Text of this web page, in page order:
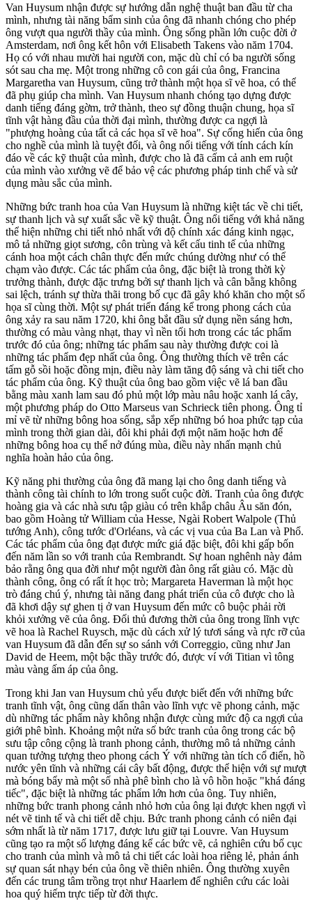
Van Huysum nhận được sự hướng dẫn nghệ thuật ban đầu từ cha
mình, nhưng tài năng bẩm sinh của ông đã nhanh chóng cho phép
ông vượt qua người thầy của mình. Ông sống phần lớn cuộc đời ở
Amsterdam, nơi ông kết hôn với Elisabeth Takens vào năm 1704.
Họ có với nhau mười hai người con, mặc dù chỉ có ba người sống
sót sau cha mẹ. Một trong những cô con gái của ông, Francina
Margaretha van Huysum, cũng trở thành một họa sĩ vẽ hoa, có thể
đã phụ giúp cha mình. Van Huysum nhanh chóng tạo dựng được
danh tiếng đáng gờm, trở thành, theo sự đồng thuận chung, họa sĩ
tĩnh vật hàng đầu của thời đại mình, thường được ca ngợi là
"phượng hoàng của tất cả các họa sĩ vẽ hoa". Sự cống hiến của ông
cho nghề của mình là tuyệt đối, và ông nổi tiếng với tính cách kín
đáo về các kỹ thuật của mình, được cho là đã cấm cả anh em ruột
của mình vào xưởng vẽ để bảo vệ các phương pháp tinh chế và sử
dụng màu sắc của mình.
Những bức tranh hoa của Van Huysum là những kiệt tác về chi tiết,
sự thanh lịch và sự xuất sắc về kỹ thuật. Ông nổi tiếng với khả năng
thể hiện những chi tiết nhỏ nhất với độ chính xác đáng kinh ngạc,
mô tả những giọt sương, côn trùng và kết cấu tinh tế của những
cánh hoa một cách chân thực đến mức chúng dường như có thể
chạm vào được. Các tác phẩm của ông, đặc biệt là trong thời kỳ
trưởng thành, được đặc trưng bởi sự thanh lịch và cân bằng không
sai lệch, tránh sự thừa thãi trong bố cục đã gây khó khăn cho một số
họa sĩ cùng thời. Một sự phát triển đáng kể trong phong cách của
ông xảy ra sau năm 1720, khi ông bắt đầu sử dụng nền sáng hơn,
thường có màu vàng nhạt, thay vì nền tối hơn trong các tác phẩm
trước đó của ông; những tác phẩm sau này thường được coi là
những tác phẩm đẹp nhất của ông. Ông thường thích vẽ trên các
tấm gỗ sồi hoặc đồng mịn, điều này làm tăng độ sáng và chi tiết cho
tác phẩm của ông. Kỹ thuật của ông bao gồm việc vẽ lá ban đầu
bằng màu xanh lam sau đó phủ một lớp màu nâu hoặc xanh lá cây,
một phương pháp do Otto Marseus van Schrieck tiên phong. Ông tỉ
mỉ vẽ từ những bông hoa sống, sắp xếp những bó hoa phức tạp của
mình trong thời gian dài, đôi khi phải đợi một năm hoặc hơn để
những bông hoa cụ thể nở đúng mùa, điều này nhấn mạnh chủ
nghĩa hoàn hảo của ông.
Kỹ năng phi thường của ông đã mang lại cho ông danh tiếng và
thành công tài chính to lớn trong suốt cuộc đời. Tranh của ông được
hoàng gia và các nhà sưu tập giàu có trên khắp châu Âu săn đón,
bao gồm Hoàng tử William của Hesse, Ngài Robert Walpole (Thủ
tướng Anh), công tước d'Orléans, và các vị vua của Ba Lan và Phổ.
Các tác phẩm của ông đạt được mức giá đặc biệt, đôi khi gấp bốn
đến năm lần so với tranh của Rembrandt. Sự hoan nghênh này đảm
bảo rằng ông qua đời như một người đàn ông rất giàu có. Mặc dù
thành công, ông có rất ít học trò; Margareta Haverman là một học
trò đáng chú ý, nhưng tài năng đang phát triển của cô được cho là
đã khơi dậy sự ghen tị ở van Huysum đến mức cô buộc phải rời
khỏi xưởng vẽ của ông. Đối thủ đương thời của ông trong lĩnh vực
vẽ hoa là Rachel Ruysch, mặc dù cách xử lý tươi sáng và rực rỡ của
van Huysum đã dẫn đến sự so sánh với Correggio, cũng như Jan
David de Heem, một bậc thầy trước đó, được ví với Titian vì tông
màu vàng ấm áp của ông.
Trong khi Jan van Huysum chủ yếu được biết đến với những bức
tranh tĩnh vật, ông cũng dấn thân vào lĩnh vực vẽ phong cảnh, mặc
dù những tác phẩm này không nhận được cùng mức độ ca ngợi của
giới phê bình. Khoảng một nửa số bức tranh của ông trong các bộ
sưu tập công cộng là tranh phong cảnh, thường mô tả những cảnh
quan tưởng tượng theo phong cách Ý với những tàn tích cổ điển, hồ
nước yên tĩnh và những cái cây bất động, được thể hiện với sự mượt
mà bóng bẩy mà một số nhà phê bình cho là vô hồn hoặc "khá đáng
tiếc", đặc biệt là những tác phẩm lớn hơn của ông. Tuy nhiên,
những bức tranh phong cảnh nhỏ hơn của ông lại được khen ngợi vì
nét vẽ tinh tế và chi tiết dễ chịu. Bức tranh phong cảnh có niên đại
sớm nhất là từ năm 1717, được lưu giữ tại Louvre. Van Huysum
cũng tạo ra một số lượng đáng kể các bức vẽ, cả nghiên cứu bố cục
cho tranh của mình và mô tả chi tiết các loài hoa riêng lẻ, phản ánh
sự quan sát nhạy bén của ông về thiên nhiên. Ông thường xuyên
đến các trung tâm trồng trọt như Haarlem để nghiên cứu các loài
hoa quý hiếm trực tiếp từ đời thực.